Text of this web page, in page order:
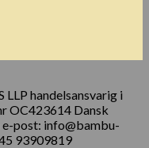
handelsansvarig i
OC423614 Dansk
post: info@bambu-
93909819